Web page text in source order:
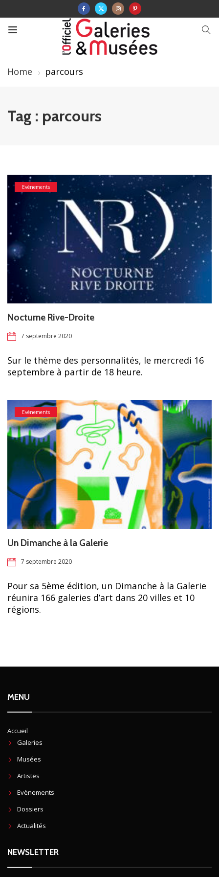
Home parcours
Tag : parcours
Evènements
Nocturne Rive-Droite
7 septembre 2020
Sur le thème des personnalités, le mercredi 16
septembre à partir de 18 heure.
Evènements
Un Dimanche à la Galerie
7 septembre 2020
Pour sa 5ème édition, un Dimanche à la Galerie
réunira 166 galeries d’art dans 20 villes et 10
régions.
MENU
Accueil
Galeries
Musées
Artistes
Evènements
Dossiers
Actualités
NEWSLETTER